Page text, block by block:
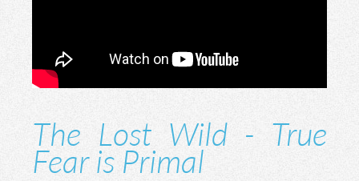
The Lost Wild - True
Fear is Primal